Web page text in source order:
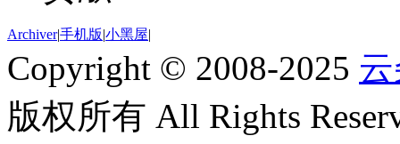
Archiver|手机版|小黑屋|
Copyright © 2008-2025
版权所有 All Rights